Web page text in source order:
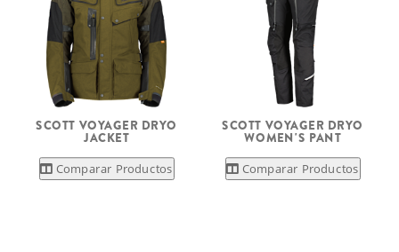
SCOTT VOYAGER DRYO
JACKET
Comparar Productos
SCOTT VOYAGER DRYO
WOMEN'S PANT
Comparar Productos